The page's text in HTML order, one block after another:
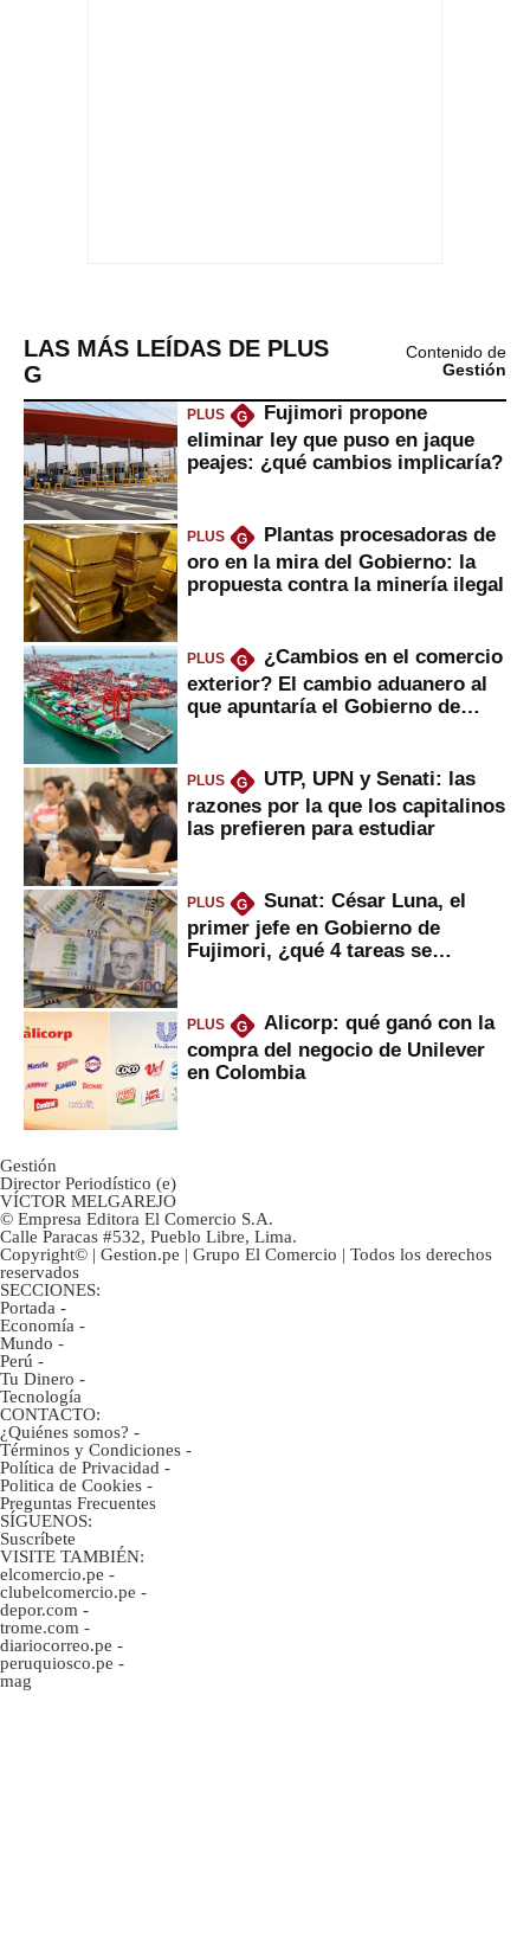
LAS MÁS LEÍDAS DE PLUS
G
Contenido de
Gestión
PLUS G
Fujimori propone
eliminar ley que puso en jaque
peajes: ¿qué cambios implicaría?
PLUS G
Plantas procesadoras de
oro en la mira del Gobierno: la
propuesta contra la minería ilegal
PLUS G
¿Cambios en el comercio
exterior? El cambio aduanero al
que apuntaría el Gobierno de
PLUS G
UTP, UPN y Senati: las
razones por la que los capitalinos
las prefieren para estudiar
PLUS G
Sunat: César Luna, el
primer jefe en Gobierno de
Fujimori, ¿qué 4 tareas se
PLUS G
Alicorp: qué ganó con la
compra del negocio de Unilever
en Colombia
Gestión
Director Periodístico (e)
VÍCTOR MELGAREJO
© Empresa Editora El Comercio S.A.
Calle Paracas #532, Pueblo Libre, Lima.
Copyright© | Gestion.pe | Grupo El Comercio | Todos los derechos
reservados
SECCIONES:
Portada -
Economía -
Mundo -
Perú -
Tu Dinero -
Tecnología
CONTACTO:
¿Quiénes somos? -
Términos y Condiciones -
Política de Privacidad -
Politica de Cookies -
Preguntas Frecuentes
SÍGUENOS:
Suscríbete
VISITE TAMBIÉN:
elcomercio.pe -
clubelcomercio.pe -
depor.com -
trome.com -
diariocorreo.pe -
peruquiosco.pe -
mag